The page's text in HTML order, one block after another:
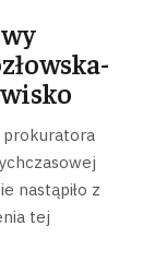
prokuratora
nastąpiło z
tej